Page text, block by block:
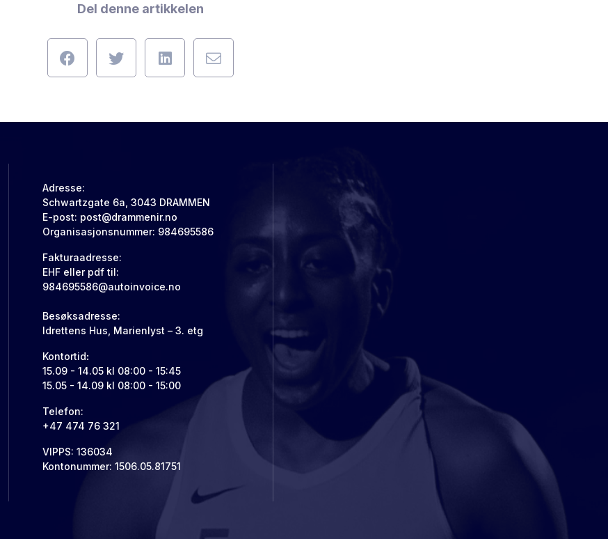
Del denne artikkelen
Adresse:
Schwartzgate 6a, 3043 DRAMMEN
E-post: post@drammenir.no
Organisasjonsnummer: 984695586
Fakturaadresse:
EHF eller pdf til:
984695586@autoinvoice.no
Besøksadresse:
Idrettens Hus, Marienlyst – 3. etg
Kontortid:
15.09 - 14.05 kl 08:00 - 15:45
15.05 - 14.09 kl 08:00 - 15:00
Telefon:
+47 474 76 321
VIPPS: 136034
Kontonummer: 1506.05.81751